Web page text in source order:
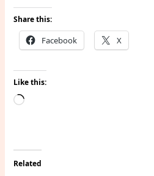
Share this:
Facebook X
Like this:
Loading…
Related